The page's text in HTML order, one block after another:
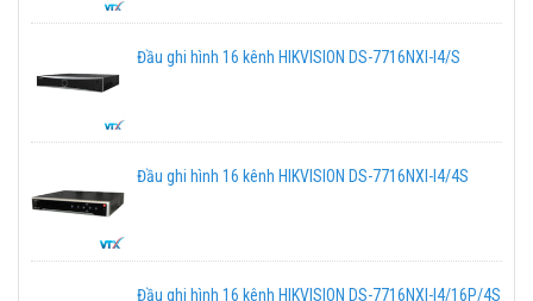
Đầu ghi hình 16 kênh HIKVISION DS-7716NXI-I4/S
Đầu ghi hình 16 kênh HIKVISION DS-7716NXI-I4/4S
Đầu ghi hình 16 kênh HIKVISION DS-7716NXI-I4/16P/4S